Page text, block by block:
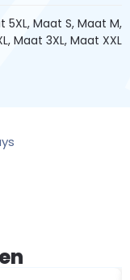
5XL, Maat S, Maat M,
Maat 3XL, Maat XXL